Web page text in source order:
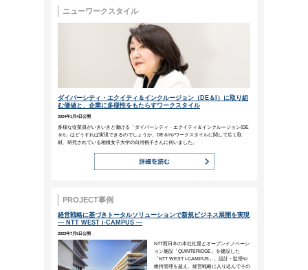
実際の人生は、ほとんどの人
「理想」と「可能」の間の絶
ビジネスにおいて理想を思い描く
めるわけにはいきません。「どこ
結果につながることもあるのです。
ビジネスコラム